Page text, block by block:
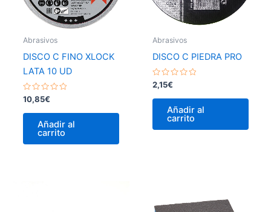
Abrasivos
DISCO C FINO XLOCK
LATA 10 UD
Valorado
con
0
10,85€
Añadir al
carrito
Abrasivos
DISCO C PIEDRA PRO
Valorado
con
0
2,15€
Añadir al
carrito